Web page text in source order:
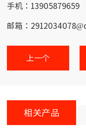
手机：13905879659
邮箱：
上一个
相关产品